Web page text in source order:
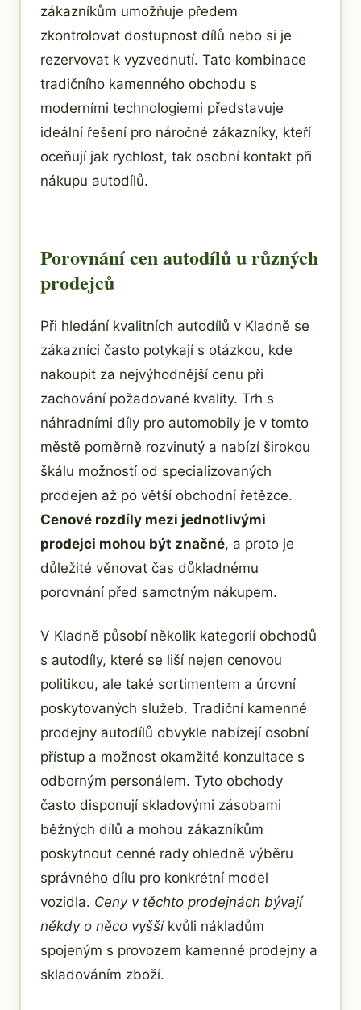
zákazníkům umožňuje předem
zkontrolovat dostupnost dílů nebo si je
rezervovat k vyzvednutí. Tato kombinace
tradičního kamenného obchodu s
moderními technologiemi představuje
ideální řešení pro náročné zákazníky, kteří
oceňují jak rychlost, tak osobní kontakt při
nákupu autodílů.
Porovnání cen autodílů u různých
prodejců
Při hledání kvalitních autodílů v Kladně se
zákazníci často potykají s otázkou, kde
nakoupit za nejvýhodnější cenu při
zachování požadované kvality. Trh s
náhradními díly pro automobily je v tomto
městě poměrně rozvinutý a nabízí širokou
škálu možností od specializovaných
prodejen až po větší obchodní řetězce.
Cenové rozdíly mezi jednotlivými
prodejci mohou být značné, a proto je
důležité věnovat čas důkladnému
porovnání před samotným nákupem.
V Kladně působí několik kategorií obchodů
s autodíly, které se liší nejen cenovou
politikou, ale také sortimentem a úrovní
poskytovaných služeb. Tradiční kamenné
prodejny autodílů obvykle nabízejí osobní
přístup a možnost okamžité konzultace s
odborným personálem. Tyto obchody
často disponují skladovými zásobami
běžných dílů a mohou zákazníkům
poskytnout cenné rady ohledně výběru
správného dílu pro konkrétní model
vozidla. Ceny v těchto prodejnách bývají
někdy o něco vyššíkvůli nákladům
spojeným s provozem kamenné prodejny a
skladováním zboží.